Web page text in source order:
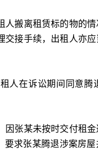
搬离租赁标的物的情
接手续，出租人亦
在诉讼期间同意腾
张某未按时交付租金
求张某腾退涉案房屋